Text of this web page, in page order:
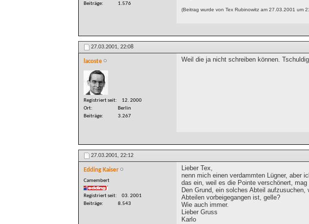
Beiträge
1.576
(Beitrag wurde von Tex Rubinowitz am 27.03.2001 um
27.03.2001, 22:08
lacoste
Registriert seit
12. 2000
Ort
Berlin
Beiträge
3.267
Weil die ja nicht schreiben können.
27.03.2001, 22:12
Edding Kaiser
Camembert
Registriert seit
03. 2001
Beiträge
8.543
Lieber Tex,
nenn mich einen verdammten Lügner, aber
das ein, weil es die Pointe verschönert, mag
Den Grund, ein solches Abteil
Abteilen vorbeigegangen ist, gelle?
Wie auch immer.
Lieber Gruss
Karlo